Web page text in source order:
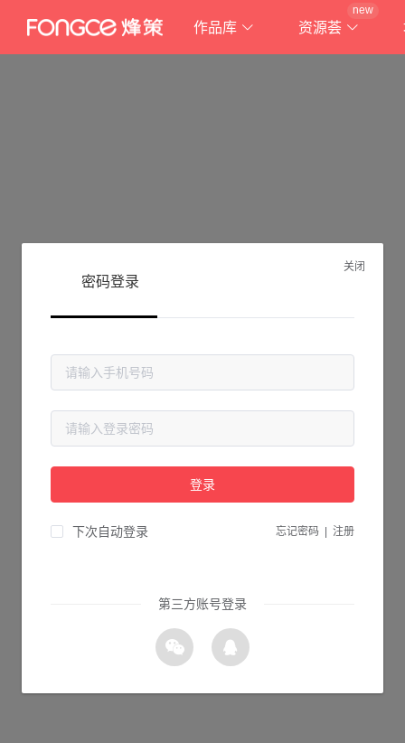
作品库 资源荟
new
抱歉!
请检查您输入的网址是否正确，或点击下面的按钮返回首页。
关闭
密码登录
登录
下次自动登录 忘记密码 注册
第三方账号登录